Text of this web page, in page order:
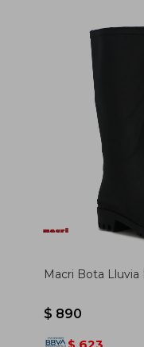
Macri Bota
$ 890
$ 623